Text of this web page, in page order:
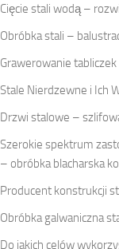
Cięcie stali wodą –
Obróbka stali –
Grawerowanie
Stale Nierdzewne i Ich
Drzwi stalowe –
Szerokie spektrum
– obróbka blacharska
Producent konstrukcji
Obróbka galwaniczna
Do jakich celów